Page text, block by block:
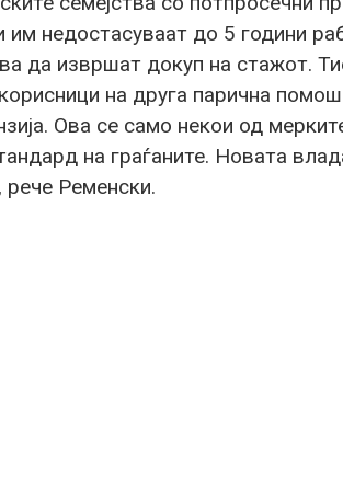
им недостасуваат до 5 години
да извршат докуп на стажот.
на друга парична
Ова се само некои од
на граѓаните. Новата
рече Ременски.